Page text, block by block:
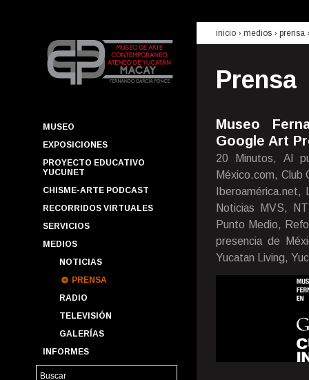
MUSEO
EXPOSICIONES
PROYECTO EDUCATIVO
YUCUNET
CHISME-ARTE PODCAST
RECORRIDOS VIRTUALES
SERVICIOS
MEDIOS
NOTICIAS
PRENSA
RADIO
TELEVISIÓN
GALERÍAS
INFORMES
inicio › medios › prensa
Prensa
Museo
Google Art
20 Minutos, Al
México.com, Club
Noticias MVS,
Punto Medio,
presencia de
Yucatan Living,